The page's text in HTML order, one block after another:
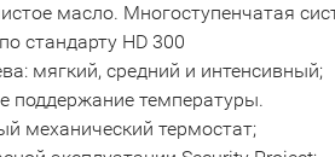
масло. Многоступенчатая
стандарту HD 300
мягкий, средний и интенсивный;
поддержание температуры.
механический термостат;